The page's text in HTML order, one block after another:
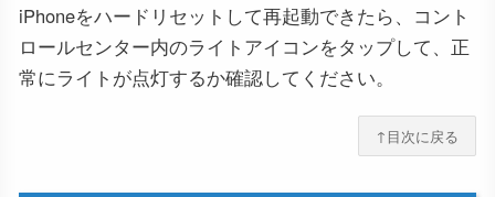
iPhoneをハードリセットして再起動できたら、コント
ロールセンター内のライトアイコンをタップして、正
常にライトが点灯するか確認してください。
↑目次に戻る